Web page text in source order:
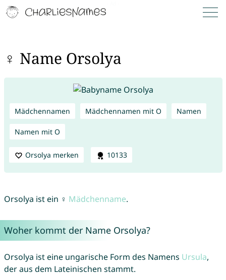
♀ Name Orsolya
Mädchennamen Mädchennamen mit O Namen
Namen mit O
Orsolya merken 10133
Orsolya ist ein ♀ Mädchenname.
Woher kommt der Name Orsolya?
Orsolya ist eine ungarische Form des Namens Ursula,
der aus dem Lateinischen stammt.